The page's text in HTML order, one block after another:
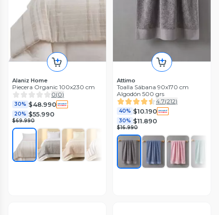
Alaniz Home
Piecera Organic 100x230 cm
0(0)
30% $48.990
20% $55.990
$69.990
Attimo
Toalla Sábana 90x170 cm
Algodón 500 grs
4.7(212)
40% $10.190
30% $11.890
$16.990